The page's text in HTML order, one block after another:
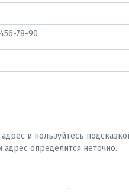
78-90
и пользуйтесь
адрес определится неточно.